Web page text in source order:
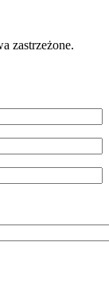
zastrzeżone.